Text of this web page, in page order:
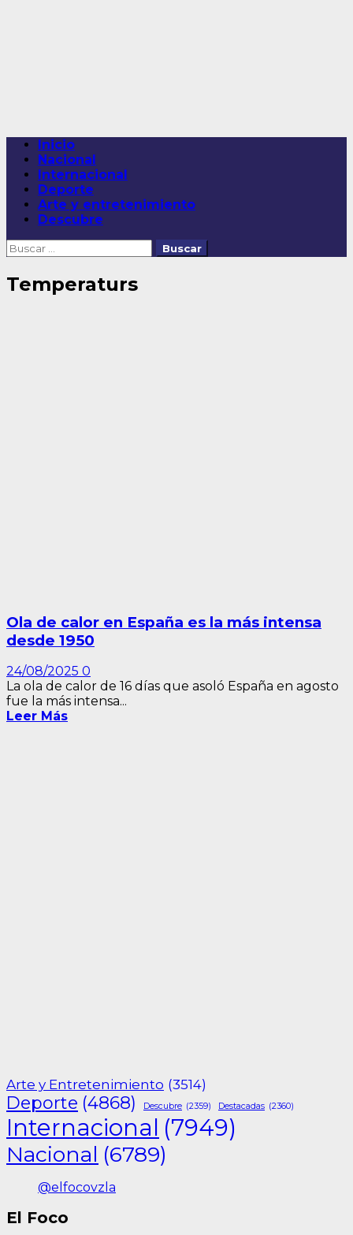
Menú
principal
Inicio
Nacional
Internacional
Deporte
Arte y entretenimiento
Descubre
Buscar:
Temperaturs
Ola de calor en España es la más intensa
desde 1950
24/08/2025 0
La ola de calor de 16 días que asoló España en agosto
fue la más intensa...
Leer Más
Arte y Entretenimiento (3514)
Deporte (4868) Descubre (2359) Destacadas (2360)
Internacional (7949)
Nacional (6789)
@elfocovzla
El Foco